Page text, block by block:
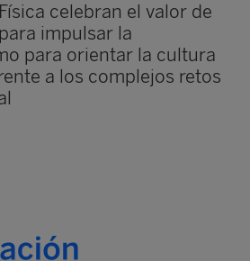
celebran el valor de
impulsar la
para orientar la cultura
a los complejos retos